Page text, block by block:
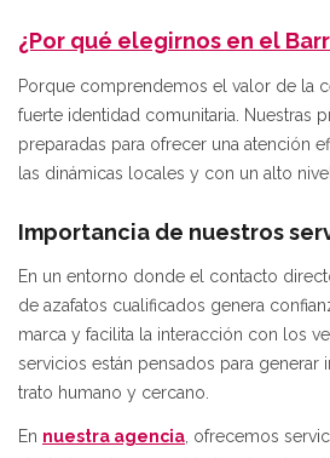
¿Por qué elegirnos en el
Porque comprendemos el valor de la
fuerte identidad comunitaria. Nuestras
preparadas para ofrecer una atención
las dinámicas locales y con un alto
Importancia de nuestros
En un entorno donde el contacto
de azafatos cualificados genera
marca y facilita la interacción con los
servicios están pensados para generar
trato humano y cercano.
En nuestra agencia , ofrecemos